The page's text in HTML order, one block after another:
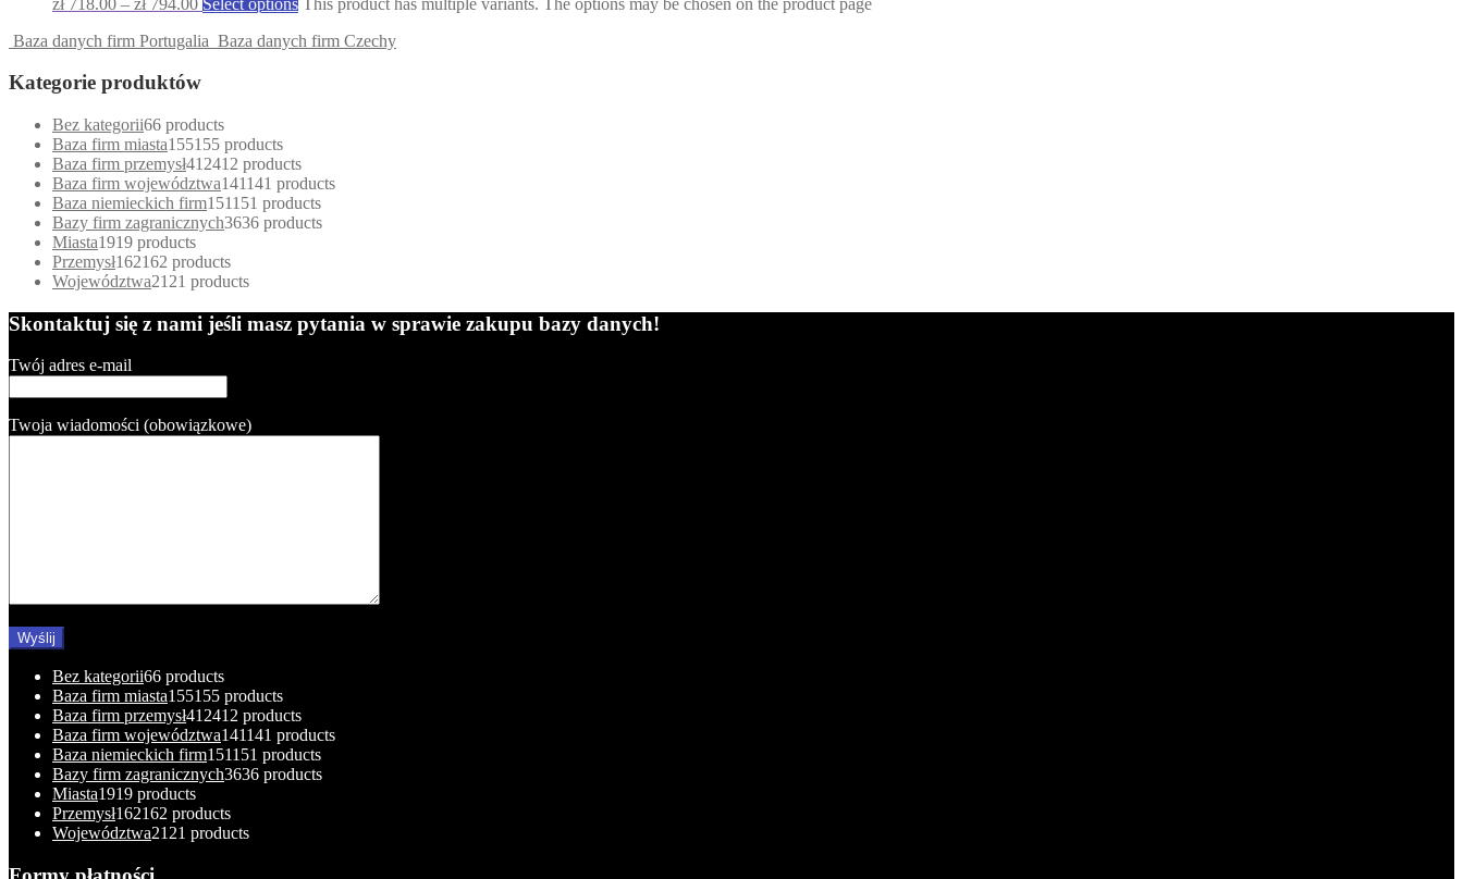
Baza danych firm Portugalia Baza danych firm Czechy
Kategorie produktów
Bez kategorii66 products
Baza firm miasta155155 products
Baza firm przemysł412412 products
Baza firm województwa141141 products
Baza niemieckich firm151151 products
Bazy firm zagranicznych3636 products
Miasta1919 products
Przemysł162162 products
Województwa21 21 products
Skontaktuj się z nami jeśli masz pytania w sprawie zakupu bazy danych!
Twój adres e-mail
Twoja wiadomości (obowiązkowe)
Bez kategorii66 products
Baza firm miasta155155 products
Baza firm przemysł412412 products
Baza firm województwa141141 products
Baza niemieckich firm151151 products
Bazy firm zagranicznych3636 products
Miasta1919 products
Przemysł162162 products
Województwa2121 products